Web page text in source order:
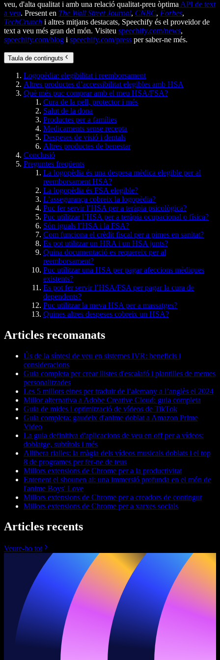
veu, d'alta qualitat i amb una relació qualitat-preu òptima API de text
a veu. Present en The Wall Street Journal, CNBC, Forbes,
TechCrunch i altres mitjans destacats, Speechify és el proveïdor de
text a veu més gran del món. Visiteu speechify.com/news,
speechify.com/blog i speechify.com/press per saber-ne més.
Taula de continguts
Logopèdia: elegibilitat i reemborsament
Altres productes d’accessibilitat elegibles amb HSA
Què més puc comprar amb el meu HSA/FSA?
Cura de la pell, protector i més
Salut de la dona
Productes per a famílies
Medicaments sense recepta
Despeses de visió i dentals
Altres productes de benestar
Conclusió
Preguntes freqüents
La logopèdia és una despesa mèdica elegible per al
reemborsament HSA?
La logopèdia és FSA elegible?
L’assegurança cobreix la logopèdia?
Puc fer servir l’HSA per a teràpia psicològica?
Puc utilitzar l’HSA per a teràpia ocupacional o física?
Són iguals l’HSA i la FSA?
Com funciona el crèdit fiscal per a pimes en sanitat?
Es pot utilitzar un HRA i un HSA junts?
Quina documentació es requereix per al
reemborsament?
Puc utilitzar una HSA per pagar afeccions mèdiques
existents?
Es pot fer servir l’HSA/FSA per pagar la cura de
dependents?
Puc utilitzar la meva HSA per a massatges?
Quines altres despeses cobreix un HSA?
Articles recomanats
Ús de la síntesi de veu en sistemes IVR: beneficis i
consideracions
Guia completa per crear llistes d'escalafó i plantilles de memes
personalitzades
Les 5 millors eines per traduir de l’alemany a l’anglès el 2024
Millor alternativa a Adobe Creative Cloud: guia completa
Guia de mides i optimització de vídeos de TikTok
Guia completa: gaudeix d'anime doblat a Amazon Prime
Video
La guia definitiva d'aplicacions de veu en off per a vídeos:
doblatge, subtítols i més
Allibera rialles: la màgia dels vídeos musicals doblats i el top
8 de programes per fer-ne de teus
Millors extensions de Chrome per a la productivitat
Entenent el shounen ai: una immersió profunda en el món de
l'anime Boys' Love
Millors extensions de Chrome per a creadors de contingut
Millors extensions de Chrome per a xarxes socials
Articles recents
Veure-ho tot